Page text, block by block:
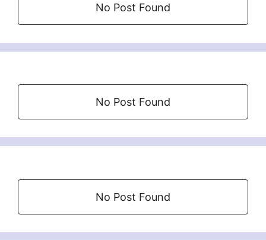
No Post Found
No Post Found
No Post Found